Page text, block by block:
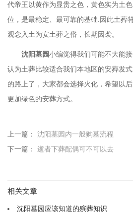
代帝王以黄作为显贵之色，黄色实为土
位，是最稳定、最可靠的基础.因此土葬
观念入土为安土葬之俗，长期因袭。
沈阳墓园小编觉得我们可能不大能
认为土葬比较适合我们本地区的安葬发
的路上了，大家都会选择火化，希望以
更加绿色的安葬方式。
上一篇： 沈阳墓园内一般购墓流程
下一篇： 逝者下葬配偶可不可以去
相关文章
沈阳墓园应该知道的殡葬知识